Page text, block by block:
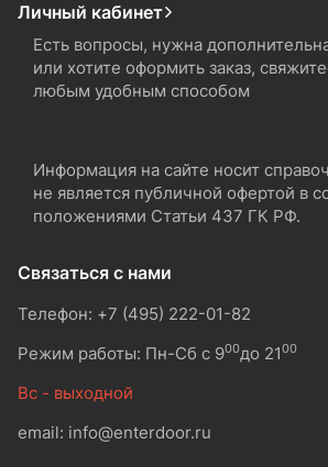
Личный кабинет
Есть вопросы, нужна
или хотите оформить заказ,
любым удобным способом
Информация на сайте носит
не является публичной офертой в
положениями Статьи 437 ГК РФ.
Связаться с нами
Телефон: +7 (495) 222-01-82
Режим работы: Пн-Сб с 900до 2100
Вс - выходной
email: info@enterdoor.ru